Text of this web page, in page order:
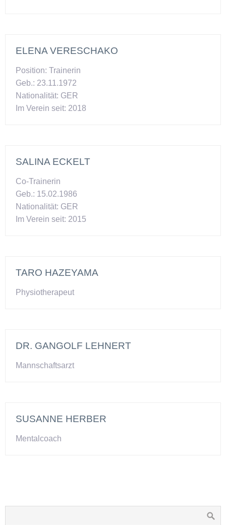
ELENA VERESCHAKO
Position: Trainerin
Geb.: 23.11.1972
Nationalität: GER
Im Verein seit: 2018
SALINA ECKELT
Co-Trainerin
Geb.: 15.02.1986
Nationalität: GER
Im Verein seit: 2015
TARO HAZEYAMA
Physiotherapeut
DR. GANGOLF LEHNERT
Mannschaftsarzt
SUSANNE HERBER
Mentalcoach